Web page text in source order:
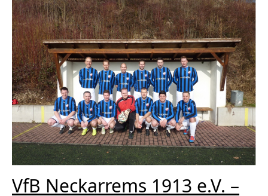
VfB Neckarrems 1913 e.V. –